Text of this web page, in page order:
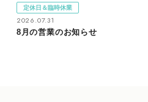
定休日＆臨時休業
2026.07.31
8月の営業のお知らせ